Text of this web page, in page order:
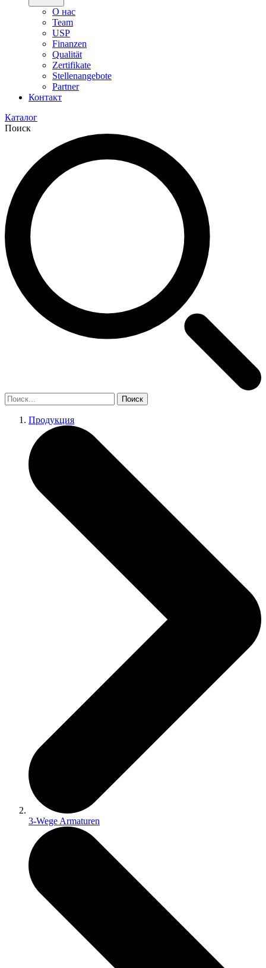
О нас
Team
USP
Finanzen
Qualität
Zertifikate
Stellenangebote
Partner
Контакт
Каталог
Поиск
Поиск
Продукция
3-Wege Armaturen